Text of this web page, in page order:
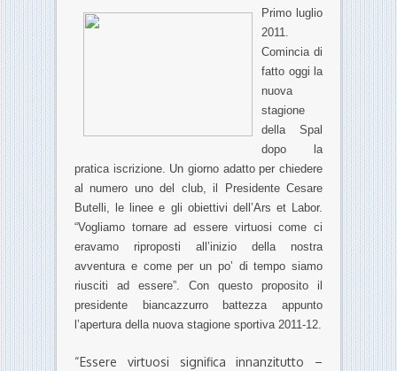
Primo luglio
2011.
Comincia di
fatto oggi la
nuova
stagione
della Spal
dopo la
pratica iscrizione. Un giorno adatto per chiedere
al numero uno del club, il Presidente Cesare
Butelli, le linee e gli obiettivi dell’Ars et Labor.
“Vogliamo tornare ad essere virtuosi come ci
eravamo riproposti all’inizio della nostra
avventura e come per un po’ di tempo siamo
riusciti ad essere”. Con questo proposito il
presidente biancazzurro battezza appunto
l’apertura della nuova stagione sportiva 2011-12.
“Essere virtuosi significa innanzitutto –